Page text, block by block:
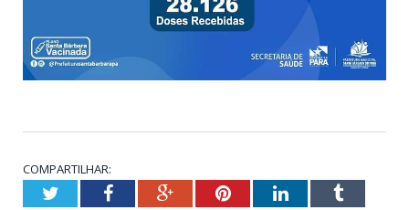
COMPARTILHAR:
TwitterFacebookGoogle+PinterestLinkedInTumblr